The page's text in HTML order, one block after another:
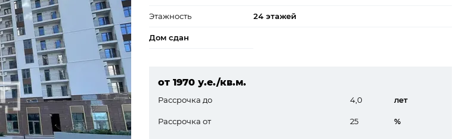
Этажность 24 этажей
Дом сдан
от 1970 у.е./кв.м.
Рассрочка до 4,0 лет
Рассрочка от 25 %